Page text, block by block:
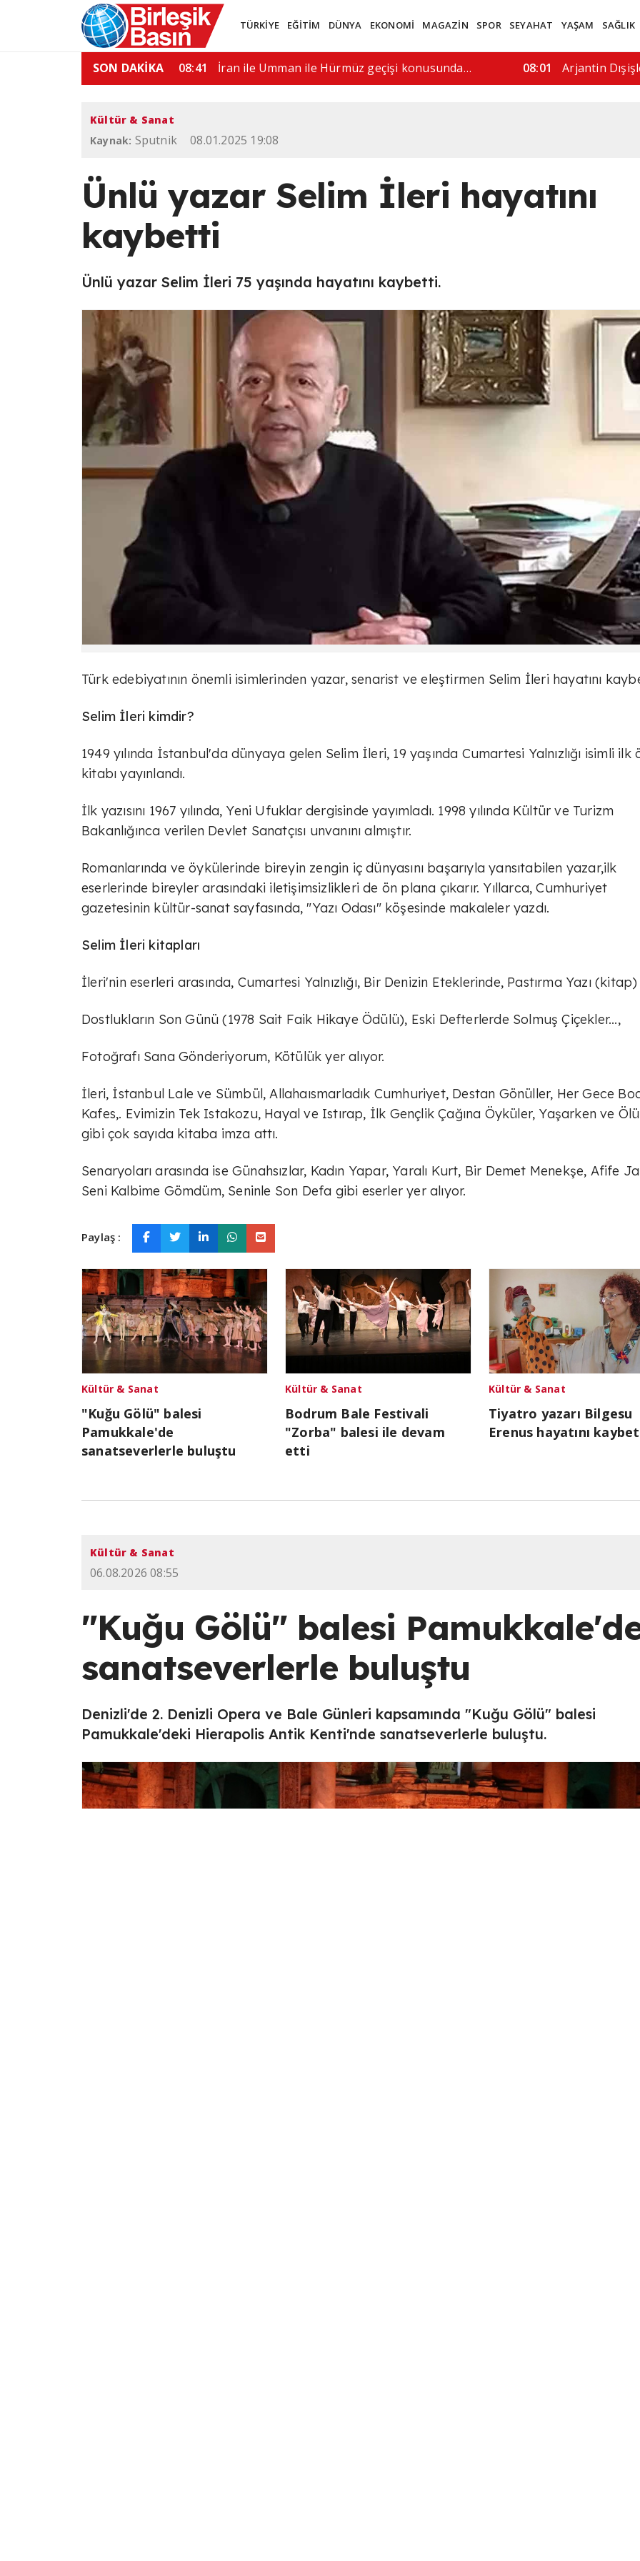
TÜRKİYE EĞİTİM DÜNYA EKONOMİ MAGAZİN SPOR SEYAHAT YAŞAM SAĞLIK
SON DAKİKA
Quirno, Brezilya'dan… 08:00 "Ülkemdeki seçim sürecine saygı gösterilmeli" 06:13 Sosyal
Kültür & Sanat
Kaynak: Sputnik 08.01.2025 19:08
Ünlü yazar Selim İleri hayatını
kaybetti
Ünlü yazar Selim İleri 75 yaşında hayatını kaybetti.
Türk edebiyatının önemli isimlerinden yazar, senarist ve eleştirmen Selim İleri hayatını
Selim İleri kimdir?
1949 yılında İstanbul'da dünyaya gelen Selim İleri, 19 yaşında Cumartesi Yalnızlığı isimli ilk
kitabı yayınlandı.
İlk yazısını 1967 yılında, Yeni Ufuklar dergisinde yayımladı. 1998 yılında Kültür ve Turizm
Bakanlığınca verilen Devlet Sanatçısı unvanını almıştır.
Romanlarında ve öykülerinde bireyin zengin iç dünyasını başarıyla yansıtabilen yazar,ilk
eserlerinde bireyler arasındaki iletişimsizlikleri de ön plana çıkarır. Yıllarca, Cumhuriyet
gazetesinin kültür-sanat sayfasında, "Yazı Odası" köşesinde makaleler yazdı.
Selim İleri kitapları
İleri'nin eserleri arasında, Cumartesi Yalnızlığı, Bir Denizin Eteklerinde, Pastırma Yazı (kitap)
Dostlukların Son Günü (1978 Sait Faik Hikaye Ödülü), Eski Defterlerde Solmuş Çiçekler...,
Fotoğrafı Sana Gönderiyorum, Kötülük yer alıyor.
İleri, İstanbul Lale ve Sümbül, Allahaısmarladık Cumhuriyet, Destan Gönüller, Her Gece
Kafes,. Evimizin Tek Istakozu, Hayal ve Istırap, İlk Gençlik Çağına Öyküler, Yaşarken ve
gibi çok sayıda kitaba imza attı.
Senaryoları arasında ise Günahsızlar, Kadın Yapar, Yaralı Kurt, Bir Demet Menekşe, Afife
Seni Kalbime Gömdüm, Seninle Son Defa gibi eserler yer alıyor.
Paylaş :
Kültür & Sanat
"Kuğu Gölü" balesi
Pamukkale'de
sanatseverlerle buluştu
Kültür & Sanat
Bodrum Bale Festivali
"Zorba" balesi ile devam
etti
Kültür & Sanat
Tiyatro yazarı Bilgesu
Erenus hayatını
Kültür & Sanat
06.08.2026 08:55
"Kuğu Gölü" balesi
sanatseverlerle buluştu
Denizli'de 2. Denizli Opera ve Bale Günleri kapsamında "Kuğu Gölü" balesi
Pamukkale'deki Hierapolis Antik Kenti'nde sanatseverlerle buluştu.